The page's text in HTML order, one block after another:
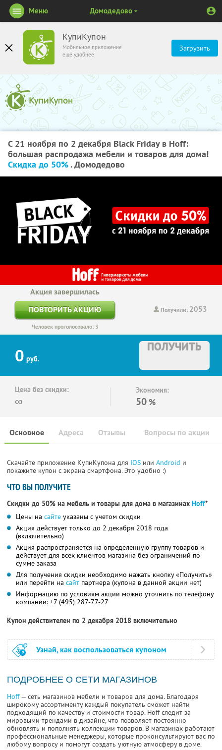
КупиКупон
Мобильное приложение
ещё удобнее
Загрузить
Меню Домодедово
С 21 ноября по 2 декабря Black Friday в Hoff:
большая распродажа мебели и товаров для дома!
Скидка до 50%. Домодедово
Получили: 2053
Акция завершилась
ПОВТОРИТЬ АКЦИЮ
Человек проголосовало: 3
0 руб.
ПОЛУЧИТЬ
Цена без скидки:
∞
Экономия:
50 %
Основное Отзывы Вопросы по акции
Адреса
Скачайте приложение КупиКупона для IOS или Android и
покажите купон с экрана смартфона. Это удобно :)
ЧТО ВЫ ПОЛУЧИТЕ
Скидки до 50% на мебель и товары для дома в магазинах Hoff*
Цены на сайте указаны с учетом скидки
Акция действует только до 2 декабря 2018 года
(включительно)
Акция распространяется на определенную группу товаров и
действует для всех клиентов магазина без ограничений по
сумме заказа
Для получения скидки необходимо нажать кнопку «Получить»
или перейти на сайт партнера (купона в данной акции нет)
Информацию по условиям акции можно уточнить по телефону
компании: +7 (495) 287-77-27
Купон действителен по 2 декабря 2018 включительно
Узнай, как воспользоваться купоном
ПОДРОБНЕЕ О СЕТИ МАГАЗИНОВ
Hoff— сеть магазинов мебели и товаров для дома. Благодаря
широкому ассортименту каждый покупатель сможет найти
подходящий по качеству и стоимости товар. Hoff следит за
мировыми трендами в дизайне, что позволяет постоянно
обновлять и пополнять коллекции товаров. В магазинах работают
профессиональные менеджеры, которые проконсультируют вас по
любому вопросу и помогут создать уютную атмосферу в доме.